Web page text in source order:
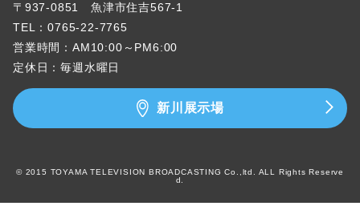
〒937-0851 魚津市住吉567-1
TEL：0765-22-7765
営業時間：AM10:00～PM6:00
定休日：毎週水曜日
新川展示場
© 2015 TOYAMA TELEVISION BROADCASTING Co.,ltd. ALL Rights Reserve
d.